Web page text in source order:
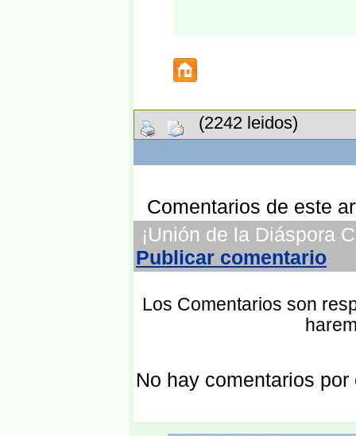
(2242 leidos)
Comentarios de este
¡Unión de la Diáspora
Publicar comentario
Los Comentarios son
No hay comentarios por